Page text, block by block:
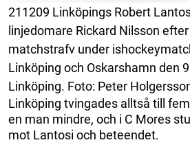
211209 Linköpings Robert
linjedomare Rickard Nilsson
matchstrafv under
Linköping och Oskarshamn den
Linköping. Foto: Peter
Linköping tvingades alltså till
en man mindre, och i C Mores
mot Lantosi och beteendet.